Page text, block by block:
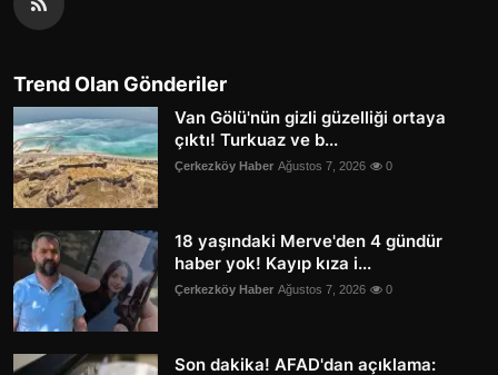
Trend Olan Gönderiler
Van Gölü'nün gizli güzelliği ortaya
çıktı! Turkuaz ve b...
Çerkezköy Haber Ağustos 7, 2026 0
18 yaşındaki Merve'den 4 gündür
haber yok! Kayıp kıza i...
Çerkezköy Haber Ağustos 7, 2026 0
Son dakika! AFAD'dan açıklama: